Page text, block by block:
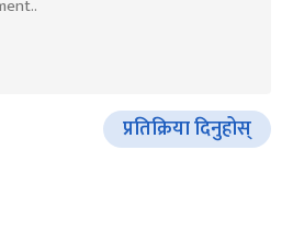
प्रतिक्रिया दिनुहोस्